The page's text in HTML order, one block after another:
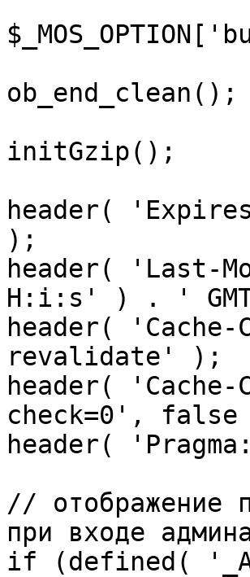
ob_end_clean();
initGzip();
header(
);
header( 'Last-
H:i:s' ) . '
header(
revalidate' );
header(
check=0',
header(
// отображение
при входе
if (defined(